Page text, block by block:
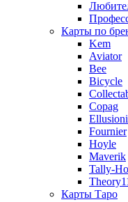
Карты по
Kem
Aviator
Bee
Bicycle
Copag
Fournier
Hoyle
Maverik
Tally-Ho
Карты Таро